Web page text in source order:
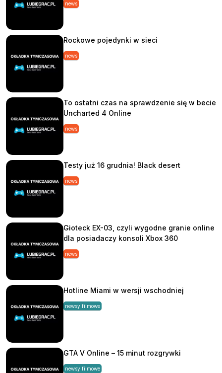
news
Rockowe pojedynki w sieci
news
To ostatni czas na sprawdzenie się w becie
Uncharted 4 Online
news
Testy już 16 grudnia! Black desert
news
Gioteck EX-03, czyli wygodne granie online
dla posiadaczy konsoli Xbox 360
news
Hotline Miami w wersji wschodniej
newsy filmowe
GTA V Online – 15 minut rozgrywki
newsy filmowe